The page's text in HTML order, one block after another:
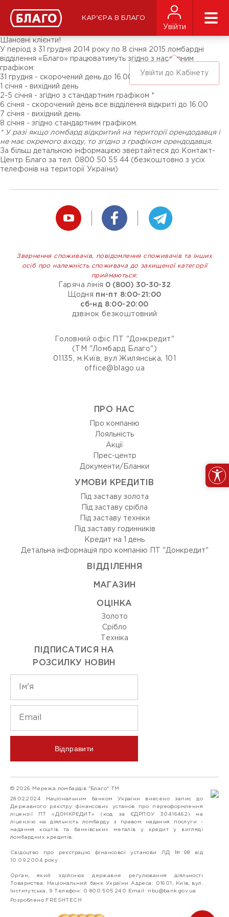
КАР'ЄРА В БЛАГО
Увійти
Увійти до Кабінету
ЗМІ про нас
Підписники соц-мереж
Ярмарки
Шановні клієнти!
У період з 31 грудня 2014 року по 8 січня 2015 ломбардні
відділення «Благо» працюватимуть згідно з наступним
графіком:
31 грудня - скорочений день до 16.00,
1 січня - вихідний день
2-5 січня - згідно з стандартним графіком *
6 січня - скорочений день все відділення відкриті до 16.00
7 січня - вихідний день
8 січня - згідно стандартним графіком.
* У разі якщо ломбард відкритий на території орендодавця і
не має окремого входу, то згідно з графіком орендодавця.
За більш детальною інформацією звертайтеся до Контакт-
Центр Благо за тел. 0800 50 55 44 (безкоштовно з усіх
телефонів на території України)
Звернення споживачів, повідомлення споживачів та інших
осіб про належність споживача до захищеної категорії
приймаються:
Гаряча лінія 0 (800) 30-30-32
Щодня пн-пт 8:00-21:00
сб-нд 8:00-20:00
дзвінок безкоштовний
Головний офіс ПТ "Донкредит"
(ТМ "Ломбард Благо")
01135, м.Київ, вул Жилянська, 101
office@blago.ua
ПРО НАС
Про компанію
Лояльність
Акції
Прес-центр
Документи/Бланки
УМОВИ КРЕДИТІВ
Під заставу золота
Під заставу срібла
Під заставу техніки
Під заставу годинників
Кредит на 1 день
Детальна інформація про компанію ПТ "Донкредит"
ВIДДIЛЕННЯ
МАГАЗИН
ОЦIНКА
Золото
Срiбло
Технiка
ПІДПИСАТИСЯ НА
РОЗСИЛКУ НОВИН
Відправити
© 2026 Мережа ломбардів "Благо" ТМ
28.02.2024 Національним банком України внесено запис до
Державного реєстру фінансових установ про переоформлення
ліцензії ПТ «ДОНКРЕДИТ» (код за ЄДРПОУ 30416462) на
ліцензію на діяльність ломбарду з правом надання послуги -
надання коштів та банківських металів у кредит у вигляді
ломбардних кредитів.
Свідоцтво про реєстрацію фінансової установи ЛД №98 від
10.09.2004 року
Орган, який здійснює державне регулювання діяльності
Товариства: Національний банк України Адреса: 01601, Київ, вул.
Інститутська, 9 Телефон: 0 800 505 240 Email: nbu@bank.gov.ua
Розроблено FRESHTECH